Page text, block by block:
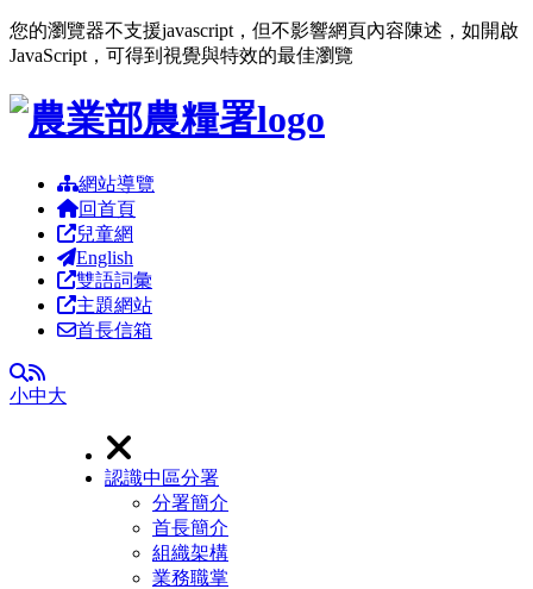
您的瀏覽器不支援javascript，但不影響網頁內容陳述，如開啟
JavaScript，可得到視覺與特效的最佳瀏覽
跳到主要內容區塊
網站導覽
回首頁
兒童網
English
雙語詞彙
主題網站
首長信箱
全文檢索
RSS
小中大
認識中區分署
分署簡介
首長簡介
組織架構
業務職掌